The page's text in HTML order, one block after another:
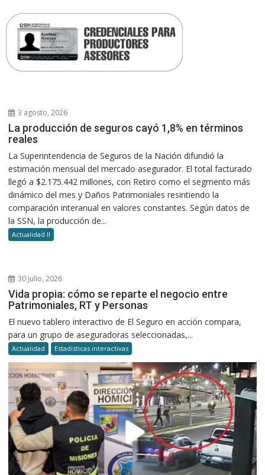
3 agosto, 2026
La producción de seguros cayó 1,8% en términos
reales
La Superintendencia de Seguros de la Nación difundió la
estimación mensual del mercado asegurador. El total facturado
llegó a $2.175.442 millones, con Retiro como el segmento más
dinámico del mes y Daños Patrimoniales resintiendo la
comparación interanual en valores constantes. Según datos de
la SSN, la producción de...
Actualidad II
30 julio, 2026
Vida propia: cómo se reparte el negocio entre
Patrimoniales, RT y Personas
El nuevo tablero interactivo de El Seguro en acción compara,
para un grupo de aseguradoras seleccionadas,...
Actualidad Estadisticas interactivas